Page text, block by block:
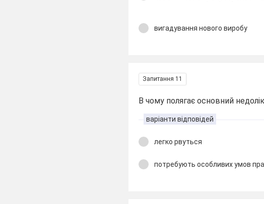
вигадування нового виробу
Запитання 11
В чому полягає основний
варіанти відповідей
легко рвуться
потребують особливих умов